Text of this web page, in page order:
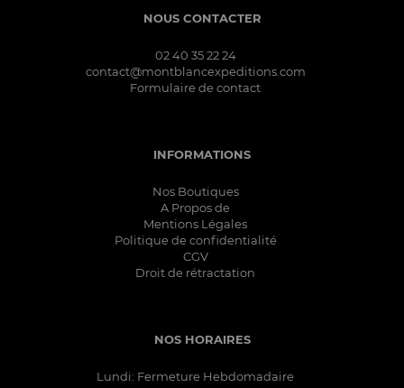
NOUS CONTACTER
02 40 35 22 24
contact@montblancexpeditions.com
Formulaire de contact
INFORMATIONS
Nos Boutiques
A Propos de
Mentions Légales
Politique de confidentialité
CGV
Droit de rétractation
NOS HORAIRES
Lundi: Fermeture Hebdomadaire